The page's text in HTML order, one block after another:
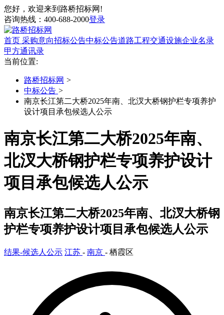
您好，欢迎来到路桥招标网!
咨询热线： 400-688-2000登录
首页 采购意向招标公告中标公告道路工程交通设施企业名录
甲方通讯录
当前位置:
路桥招标网 >
中标公告 >
南京长江第二大桥2025年南、北汊大桥钢护栏专项养护
设计项目承包候选人公示
南京长江第二大桥2025年南、
北汊大桥钢护栏专项养护设计
项目承包候选人公示
南京长江第二大桥2025年南、北汊大桥钢
护栏专项养护设计项目承包候选人公示
结果-候选人公示 江苏 - 南京 - 栖霞区